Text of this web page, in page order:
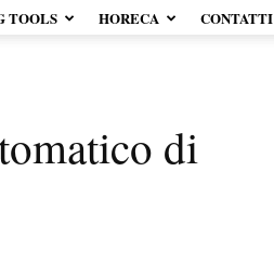
TOOLS HORECA CONTATTI
di